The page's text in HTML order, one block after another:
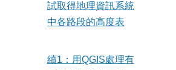
試取得地理資訊系統
中各路段的高度表
續1：用QGIS處理有